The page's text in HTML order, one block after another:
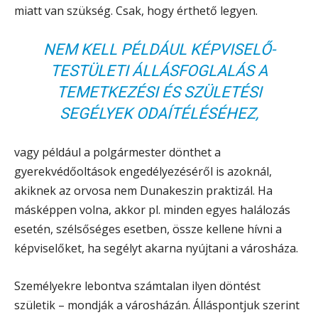
miatt van szükség. Csak, hogy érthető legyen.
NEM KELL PÉLDÁUL KÉPVISELŐ-
TESTÜLETI ÁLLÁSFOGLALÁS A
TEMETKEZÉSI ÉS SZÜLETÉSI
SEGÉLYEK ODAÍTÉLÉSÉHEZ,
vagy például a polgármester dönthet a
gyerekvédőoltások engedélyezéséről is azoknál,
akiknek az orvosa nem Dunakeszin praktizál. Ha
másképpen volna, akkor pl. minden egyes halálozás
esetén, szélsőséges esetben, össze kellene hívni a
képviselőket, ha segélyt akarna nyújtani a városháza.
Személyekre lebontva számtalan ilyen döntést
születik – mondják a városházán. Álláspontjuk szerint